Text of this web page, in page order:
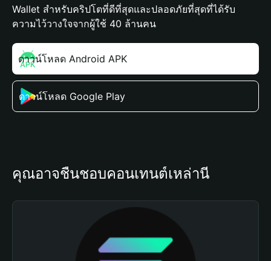
Wallet สำหรับคริปโตที่ดีที่สุดและปลอดภัยที่สุดที่ได้รับ
ความไว้วางใจจากผู้ใช้ 40 ล้านคน
ดาวน์โหลด Android APK
ดาวน์โหลด Google Play
คุณอาจชื่นชอบคอนเทนต์เหล่านี้